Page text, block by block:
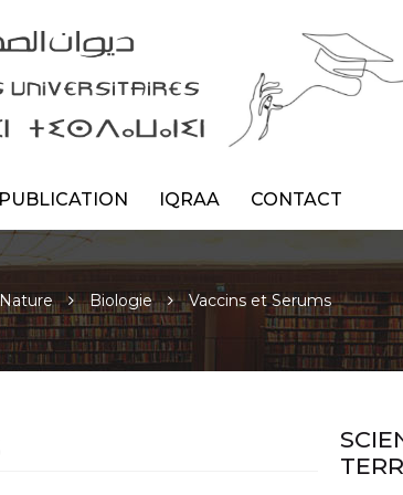
IQRAA CONTACT
Biologie Vaccins et Serums